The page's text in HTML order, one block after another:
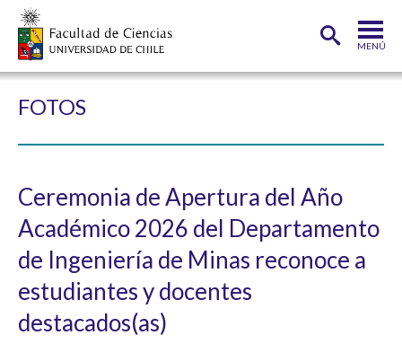
MENÚ
CARRERAS
POSTGRADOS
INVESTIGACIÓN
ADMISIÓN
FOTOS
Ceremonia de Apertura del Año
Académico 2026 del Departamento
de Ingeniería de Minas reconoce a
estudiantes y docentes
destacados(as)